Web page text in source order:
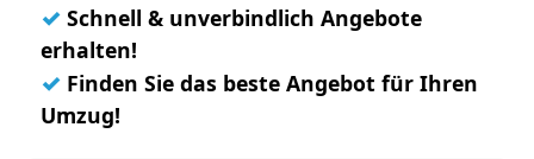
✓ Schnell & unverbindlich Angebote
erhalten!
✓ Finden Sie das beste Angebot für Ihren
Umzug!